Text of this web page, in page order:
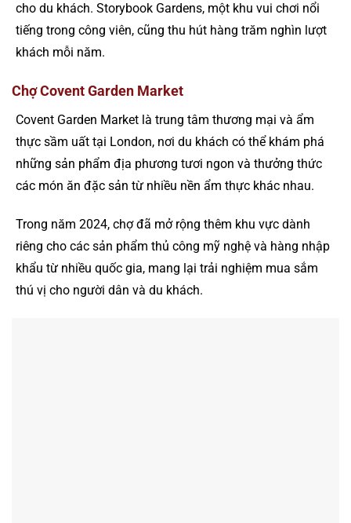
cho du khách. Storybook Gardens, một khu vui chơi nổi
tiếng trong công viên, cũng thu hút hàng trăm nghìn lượt
khách mỗi năm.
Chợ Covent Garden Market
Covent Garden Market là trung tâm thương mại và ẩm
thực sầm uất tại London, nơi du khách có thể khám phá
những sản phẩm địa phương tươi ngon và thưởng thức
các món ăn đặc sản từ nhiều nền ẩm thực khác nhau.
Trong năm 2024, chợ đã mở rộng thêm khu vực dành
riêng cho các sản phẩm thủ công mỹ nghệ và hàng nhập
khẩu từ nhiều quốc gia, mang lại trải nghiệm mua sắm
thú vị cho người dân và du khách.